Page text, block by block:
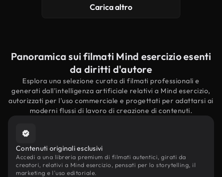
Carica altro
Panoramica sui filmati Mind esercizio esenti
da diritti d'autore
Esplora una selezione curata di filmati professionali e
generati dall'intelligenza artificiale relativi a Mind esercizio,
autorizzati per l'uso commerciale e progettati per adattarsi ai
moderni flussi di lavoro di creazione di contenuti.
Contenuti originali esclusivi
Accedi a una libreria premium di filmati autentici, girati da
creatori, relativi a Mind esercizio, pensati per lo storytelling, il
marketing e l'uso editoriale.